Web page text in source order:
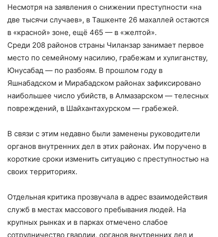
Несмотря на заявления о снижении преступности «на
две тысячи случаев», в Ташкенте 26 махаллей остаются
в «красной» зоне, ещё 465 — в «желтой».
Среди 208 районов страны Чиланзар занимает первое
место по семейному насилию, грабежам и хулиганству,
Юнусабад — по разбоям. В прошлом году в
Яшнабадском и Мирабадском районах зафиксировано
наибольшее число убийств, в Алмазарском — телесных
повреждений, в Шайхантахурском — грабежей.
В связи с этим недавно были заменены руководители
органов внутренних дел в этих районах. Им поручено в
короткие сроки изменить ситуацию с преступностью на
своих территориях.
Отдельная критика прозвучала в адрес взаимодействия
служб в местах массового пребывания людей. На
крупных рынках и в парках отмечено слабое
сотрудничество гвардии, органов внутренних дел и